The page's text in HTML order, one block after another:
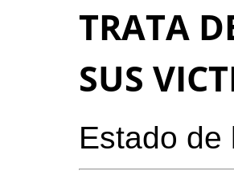
TRATA
SUS
Estado de